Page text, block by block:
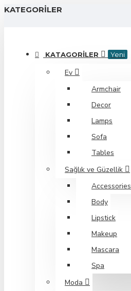
KATEGORILER
KATAGORILER Yeni
Ev
Armchair
Decor
Lamps
Sofa
Tables
Sağlık ve Güzellik
Accessories
Body
Lipstick
Makeup
Mascara
Spa
Moda